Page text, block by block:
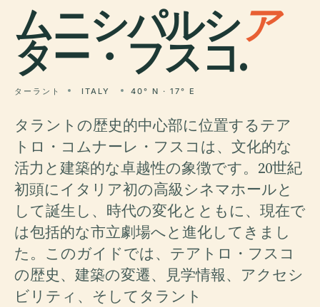
ムニシパルシア
ター・フスコ.
ターラント ITALY 40° N · 17° E
タラントの歴史的中心部に位置するテア
トロ・コムナーレ・フスコは、文化的な
活力と建築的な卓越性の象徴です。20世紀
初頭にイタリア初の高級シネマホールと
して誕生し、時代の変化とともに、現在で
は包括的な市立劇場へと進化してきまし
た。このガイドでは、テアトロ・フスコ
の歴史、建築の変遷、見学情報、アクセシ
ビリティ、そしてタラント